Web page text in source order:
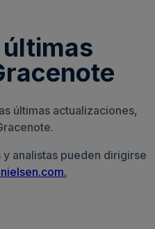
últimas actualizaciones,
analistas pueden dirigirse